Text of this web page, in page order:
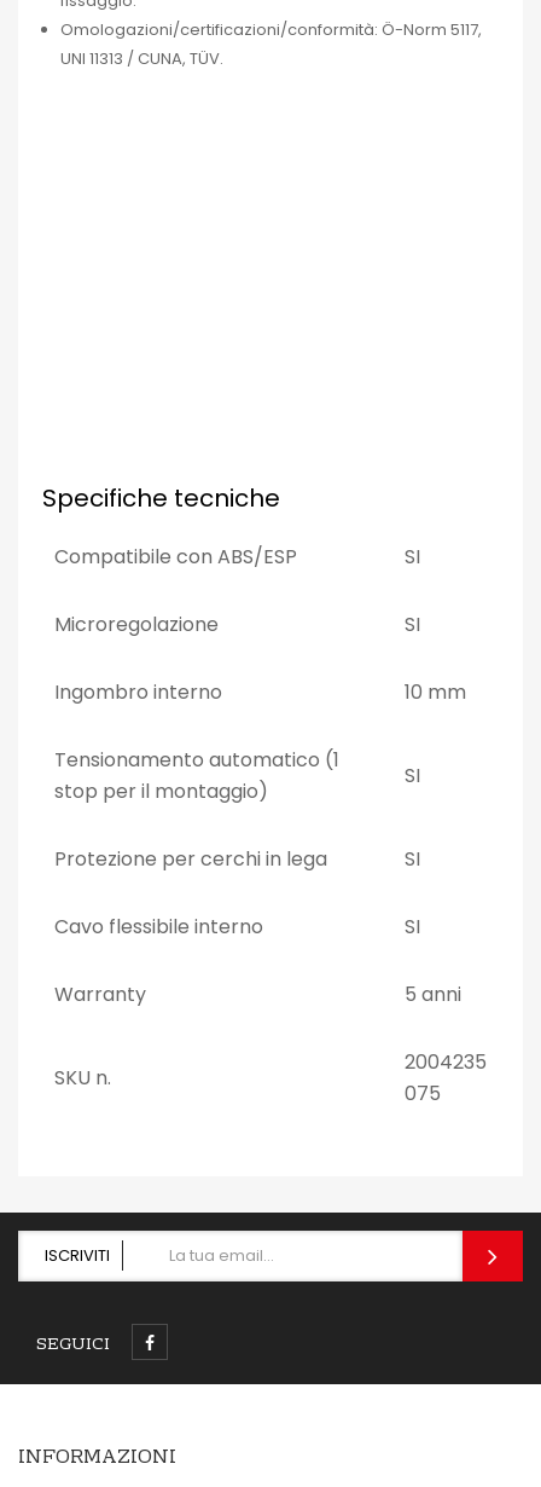
Omologazioni/certificazioni/conformità: Ö-Norm 5117,
UNI 11313 / CUNA, TÜV.
Specifiche tecniche
Compatibile con ABS/ESP SI
Microregolazione SI
Ingombro interno 10 mm
Tensionamento automatico (1
stop per il montaggio)
SI
Protezione per cerchi in lega SI
Cavo flessibile interno SI
Warranty 5 anni
SKU n.
2004235
075
ISCRIVITI
SEGUICI
INFORMAZIONI